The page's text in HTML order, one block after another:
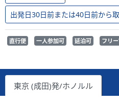
出発日30日前または40日前から
直行便 一人参加可 延泊可 フリ
東京 (成田)発/ホノルル